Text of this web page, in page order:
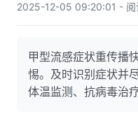
2025-12-05 09:20:01 - 阅
甲型流感症状重传
惕。及时识别症状并
体温监测、抗病毒治